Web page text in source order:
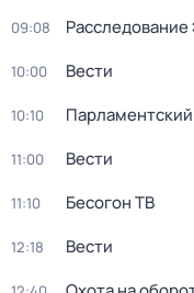
09:08
10:00 Вести
10:10 Парламентский
11:00 Вести
11:10 Бесогон ТВ
12:18 Вести